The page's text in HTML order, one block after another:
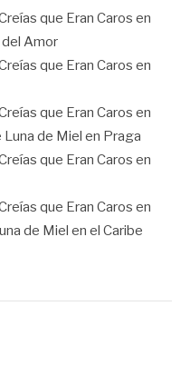
que Eran Caros en
del Amor
que Eran Caros en
que Eran Caros en
de Miel en Praga
que Eran Caros en
que Eran Caros en
de Miel en el Caribe